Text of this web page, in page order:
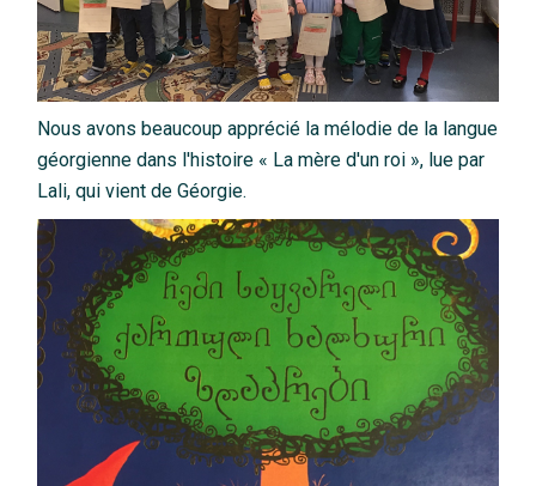
Nous avons beaucoup apprécié la mélodie de la langue
géorgienne dans l'histoire « La mère d'un roi », lue par
Lali, qui vient de Géorgie.